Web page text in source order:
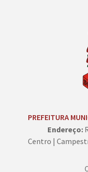
PREFEITURA
Endereço:
Centro |